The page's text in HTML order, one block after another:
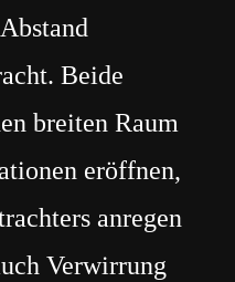
Beide
breiten Raum
eröffnen,
anregen
Verwirrung